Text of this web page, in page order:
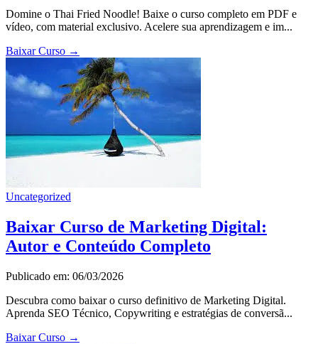
Domine o Thai Fried Noodle! Baixe o curso completo em PDF e
vídeo, com material exclusivo. Acelere sua aprendizagem e im...
Baixar Curso →
Uncategorized
Baixar Curso de Marketing Digital:
Autor e Conteúdo Completo
Publicado em: 06/03/2026
Descubra como baixar o curso definitivo de Marketing Digital.
Aprenda SEO Técnico, Copywriting e estratégias de conversã...
Baixar Curso →